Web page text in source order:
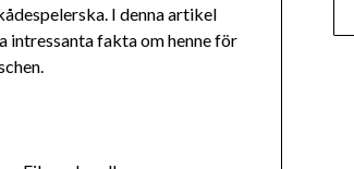
I denna artikel
intressanta fakta om henne för